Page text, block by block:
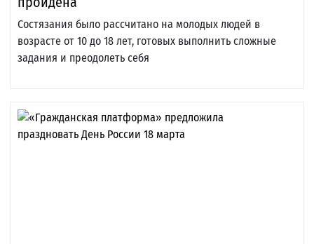
Состязания было рассчитано на молодых людей в
возрасте от 10 до 18 лет, готовых выполнить сложные
задания и преодолеть себя